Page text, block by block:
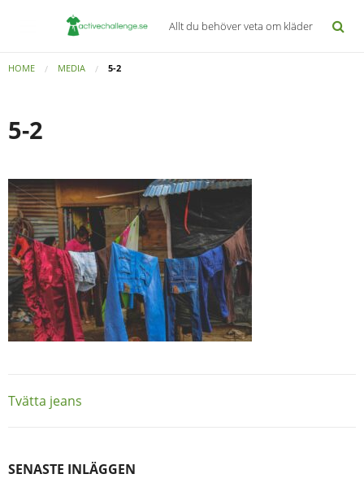
Allt du behöver veta om kläder
HOME MEDIA 5-2
5-2
Inläggsnavigering
Tvätta jeans
SENASTE INLÄGGEN